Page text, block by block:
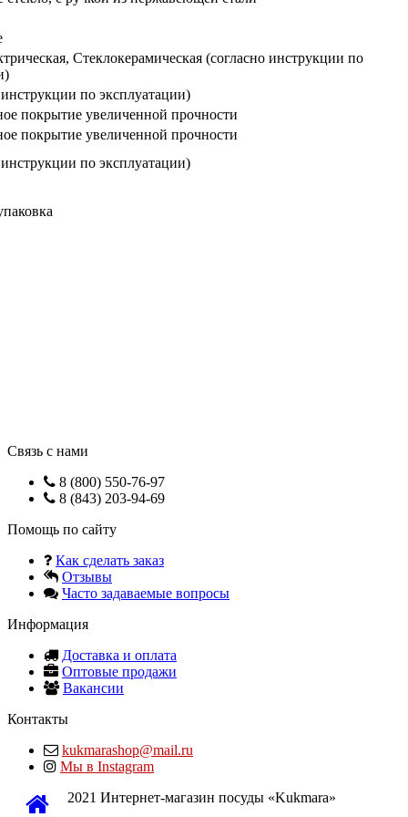
Стеклокерамическая (согласно инструкции по
по эксплуатации)
покрытие увеличенной прочности
покрытие увеличенной прочности
по эксплуатации)
Связь с нами
8 (800) 550-76-97
8 (843) 203-94-69
Помощь по сайту
Как сделать заказ
Отзывы
Часто задаваемые вопросы
Информация
Доставка и оплата
Оптовые продажи
Вакансии
Контакты
kukmarashop@mail.ru
Мы в Instagram
2021 Интернет-магазин посуды «Kukmara»